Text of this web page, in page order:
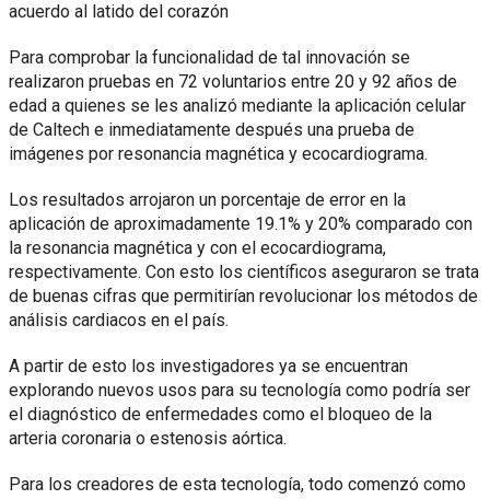
acuerdo al latido del corazón
Para comprobar la funcionalidad de tal innovación se
realizaron pruebas en 72 voluntarios entre 20 y 92 años de
edad a quienes se les analizó mediante la aplicación celular
de Caltech e inmediatamente después una prueba de
imágenes por resonancia magnética y ecocardiograma.
Los resultados arrojaron un porcentaje de error en la
aplicación de aproximadamente 19.1% y 20% comparado con
la resonancia magnética y con el ecocardiograma,
respectivamente. Con esto los científicos aseguraron se trata
de buenas cifras que permitirían revolucionar los métodos de
análisis cardiacos en el país.
A partir de esto los investigadores ya se encuentran
explorando nuevos usos para su tecnología como podría ser
el diagnóstico de enfermedades como el bloqueo de la
arteria coronaria o estenosis aórtica.
Para los creadores de esta tecnología, todo comenzó como